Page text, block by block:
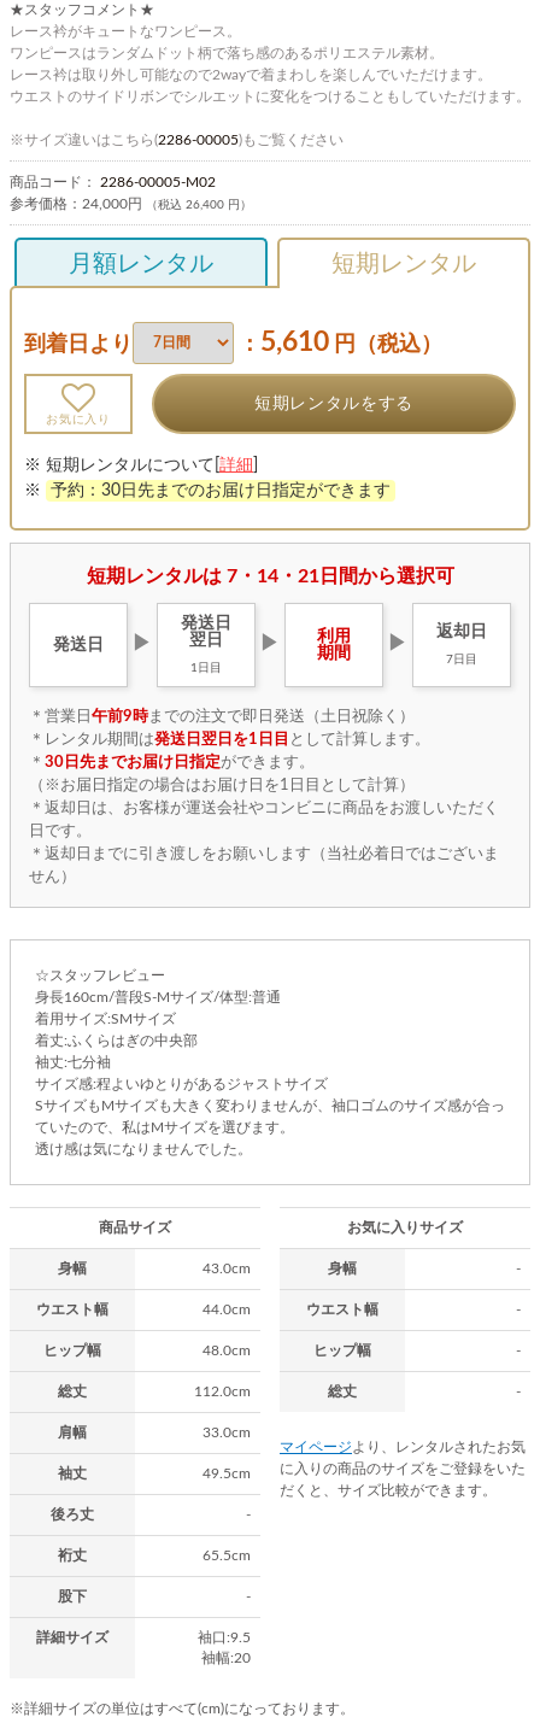
★スタッフコメント★
レース衿がキュートなワンピース。
ワンピースはランダムドット柄で落ち感のあるポリエステル素材。
レース衿は取り外し可能なので2wayで着まわしを楽しんでいただけます。
ウエストのサイドリボンでシルエットに変化をつけることもしていただけます。
※サイズ違いはこちら(2286-00005)もご覧ください
商品コード： 2286-00005-M02
参考価格： 24,000円 （税込 26,400 円）
月額レンタル 短期レンタル
到着日より ： 5,610 円（税込）
お気に入り
短期レンタルをする
※ 短期レンタルについて[ 詳細
※
予約：30日先までのお届け日指定ができます
短期レンタルは 7・14・21日間から選択可
発送日 ▶
発送日
翌日
1日目
▶
利用
期間
▶
返却日
7日目
＊営業日 午前9時までの注文で即日発送（土日祝除く）
＊レンタル期間は発送日翌日を1日目 として計算します。
＊ 30日先までお届け日指定ができます。
（※お届日指定の場合はお届け日を1日目として計算）
＊返却日は、お客様が運送会社やコンビニに商品をお渡しいただく
日です。
＊返却日までに引き渡しをお願いします（当社必着日ではございま
せん）
☆スタッフレビュー
身長160cm/普段S-Mサイズ/体型:普通
着用サイズ:SMサイズ
着丈:ふくらはぎの中央部
袖丈:七分袖
サイズ感:程よいゆとりがあるジャストサイズ
SサイズもMサイズも大きく変わりませんが、袖口ゴムのサイズ感が合っ
ていたので、私はMサイズを選びます。
透け感は気になりませんでした。
商品サイズ
身幅 43.0cm
ウエスト幅 44.0cm
ヒップ幅 48.0cm
総丈 112.0cm
肩幅 33.0cm
袖丈 49.5cm
後ろ丈 -
裄丈 65.5cm
股下 -
詳細サイズ
袖口:9.5
袖幅:20
お気に入りサイズ
身幅 -
ウエスト幅 -
ヒップ幅 -
総丈 -
マイページ より、レンタルされたお気
に入りの商品のサイズをご登録をいた
だくと、サイズ比較ができます。
※詳細サイズの単位はすべて(cm)になっております。